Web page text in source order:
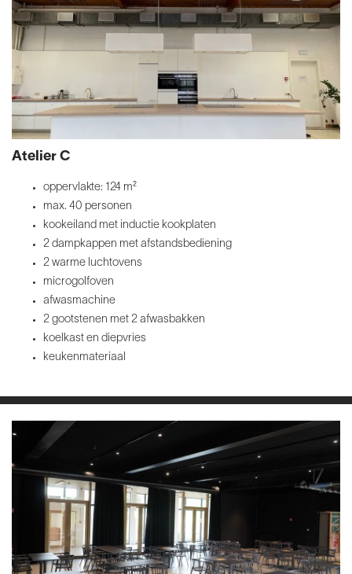
Atelier C
oppervlakte: 124 m²
max. 40 personen
kookeiland met inductie kookplaten
2 dampkappen met afstandsbediening
2 warme luchtovens
microgolfoven
afwasmachine
2 gootstenen met 2 afwasbakken
koelkast en diepvries
keukenmateriaal